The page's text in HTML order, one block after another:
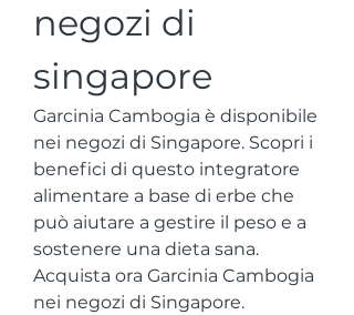
negozi di
singapore
Garcinia Cambogia è disponibile
nei negozi di Singapore. Scopri i
benefici di questo integratore
alimentare a base di erbe che
può aiutare a gestire il peso e a
sostenere una dieta sana.
Acquista ora Garcinia Cambogia
nei negozi di Singapore.